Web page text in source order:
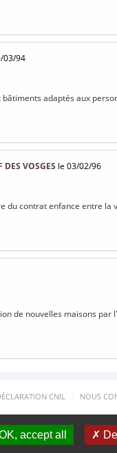
03/94
adaptés aux
VOSGES le 03/02/96
contrat enfance entre la
de nouvelles maisons par
CNIL NOUS
accept all ✗